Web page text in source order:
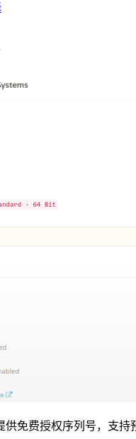
免费授权序列号，支